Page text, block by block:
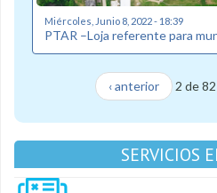
Miércoles, Junio 8, 2022 - 18:39
PTAR –Loja referente para
‹ anterior 2 de 82
SERVICIOS